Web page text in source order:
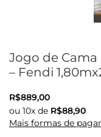
Jogo de Cama
– Fendi
R$889,00
ou 10x de R$88,90
Mais formas de